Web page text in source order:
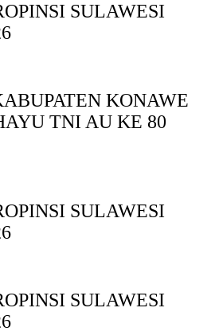
SULAWESI
KONAWE
TNI AU KE 80
SULAWESI
SULAWESI